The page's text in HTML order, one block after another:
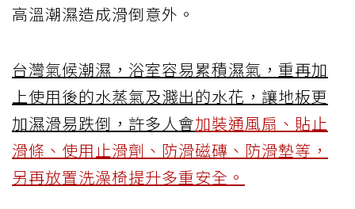
高溫潮濕造成滑倒意外。
台灣氣候潮濕，浴室容易累積濕氣，重再加
上使用後的水蒸氣及濺出的水花，讓地板更
加濕滑易跌倒，許多人會加裝通風扇、貼止
滑條、使用止滑劑、防滑磁磚、防滑墊等，
另再放置洗澡椅提升多重安全。